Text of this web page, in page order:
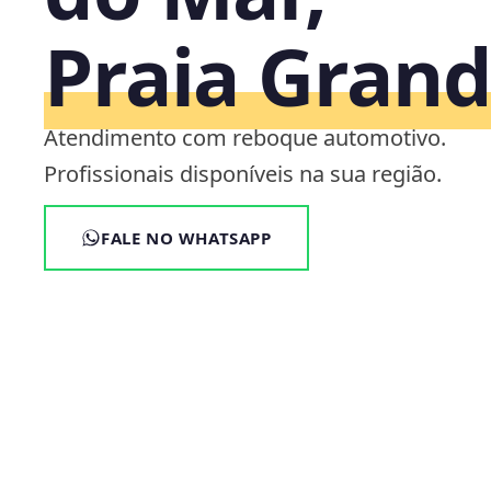
Praia
Atendimento com reboque automotivo.
Profissionais disponíveis na sua região.
FALE NO WHATSAPP